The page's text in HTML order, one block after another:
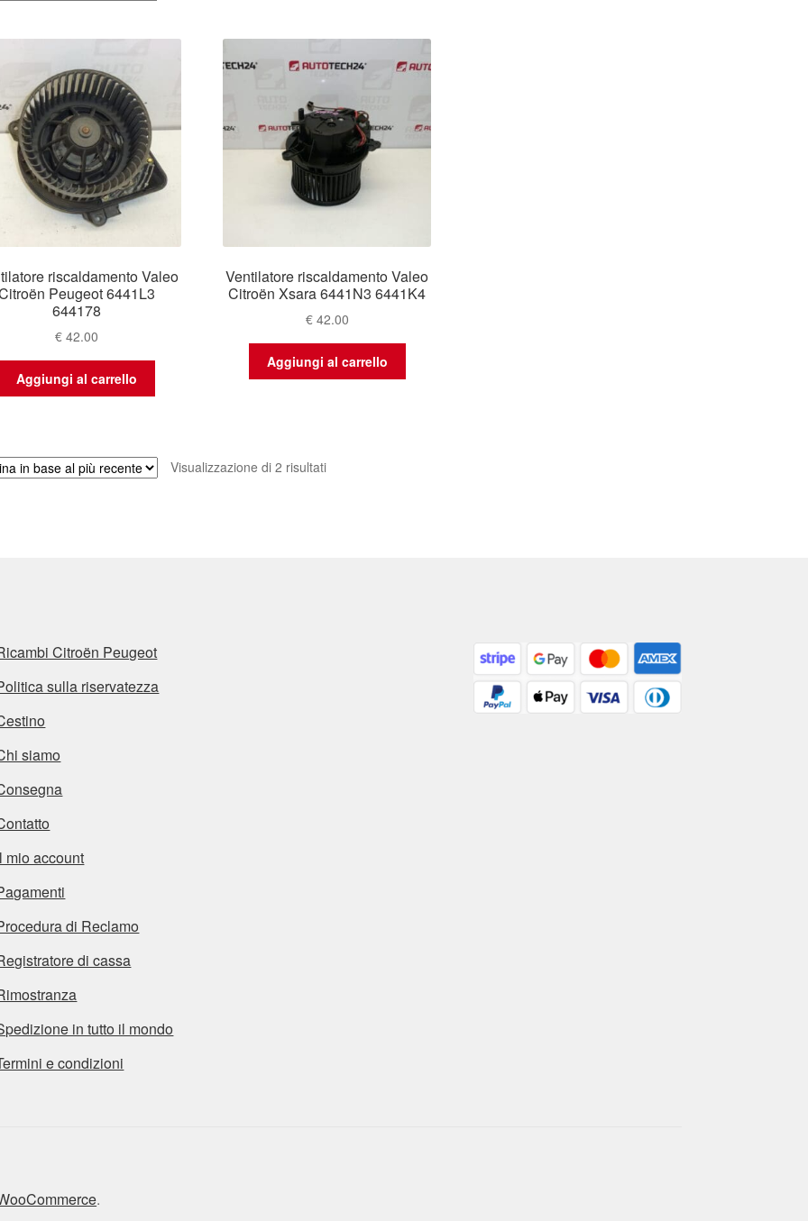
più
riscaldamento Valeo
Peugeot 6441L3
644178
€ 42.00
Aggiungi al carrello
Ventilatore riscaldamento Valeo
Citroën Xsara 6441N3 6441K4
€42.00
Aggiungi al carrello
Visualizzazione di 2 risultatiOrdina
Citroën Peugeot
sulla riservatezza
siamo
mio account
di Reclamo
di cassa
in tutto il mondo
e condizioni
.